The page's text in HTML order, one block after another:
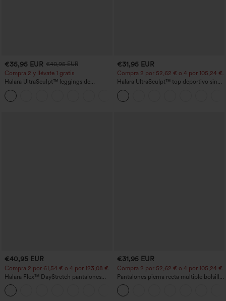
€35,95 EUR €40,95 EUR
Compra 2 y llévate 1 gratis
Halara UltraSculpt™ leggings de
entrenamiento moldeadores de talle alto
con fruncido trasero que realza los
glúteos, control de abdomen y bolsillos
€31,95 EUR
Compra 2 por 52,62 € o 4 por 105,24 €.
Halara UltraSculpt™ top deportivo sin
mangas con escote redondo y bajo
curvo
€40,95 EUR
Compra 2 por 61,54 € o 4 por 123,08 €.
Halara Flex™ DayStretch pantalones
acampanados de trabajo de tiro medio
con bolsillo lateral con cremallera
€31,95 EUR
Compra 2 por 52,62 € o 4 por 105,24 €.
Pantalones pierna recta múltiple bolsillo
botón tiro alto